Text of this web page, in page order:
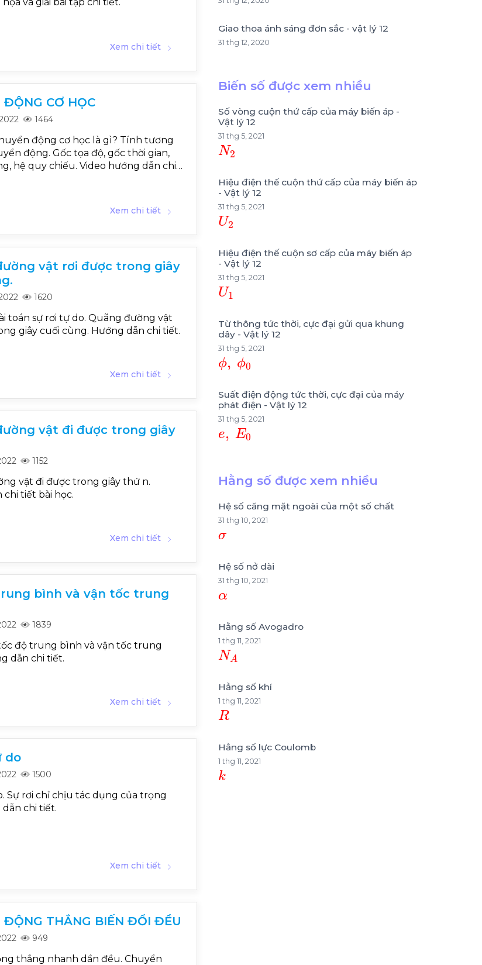
Xem chi tiết
ĐỘNG CƠ HỌC
1464
động cơ học là gì? Tính tương
động. Gốc tọa độ, gốc thời gian,
hệ quy chiếu. Video hướng dẫn chi
Xem chi tiết
vật rơi được trong giây
1620
toán sự rơi tự do. Quãng đường vật
giây cuối cùng. Hướng dẫn chi tiết.
Xem chi tiết
vật đi được trong giây
1152
vật đi được trong giây thứ n.
chi tiết bài học.
Xem chi tiết
bình và vận tốc trung
1839
độ trung bình và vận tốc trung
dẫn chi tiết.
Xem chi tiết
do
1500
Sự rơi chỉ chịu tác dụng của trọng
dẫn chi tiết.
Xem chi tiết
ĐỘNG THẲNG BIẾN ĐỔI ĐỀU
949
thẳng nhanh dần đều. Chuyển
Giao thoa ánh sáng đơn sắc - vật lý 12
31 thg 12, 2020
Biến số được xem nhiều
Số vòng cuộn thứ cấp của máy biến áp -
Vật lý 12
31 thg 5, 2021
N2
Hiệu điện thế cuộn thứ cấp của máy biến áp
- Vật lý 12
31 thg 5, 2021
U2
Hiệu điện thế cuộn sơ cấp của máy biến áp
- Vật lý 12
31 thg 5, 2021
U1
Từ thông tức thời, cực đại gửi qua khung
dây - Vật lý 12
31 thg 5, 2021
ϕ, ϕ0
Suất điện động tức thời, cực đại của máy
phát điện - Vật lý 12
31 thg 5, 2021
e, E0
Hằng số được xem nhiều
Hệ số căng mặt ngoài của một số chất
31 thg 10, 2021
σ
Hệ số nở dài
31 thg 10, 2021
α
Hằng số Avogadro
1 thg 11, 2021
NA
Hằng số khí
1 thg 11, 2021
R
Hằng số lực Coulomb
1 thg 11, 2021
k